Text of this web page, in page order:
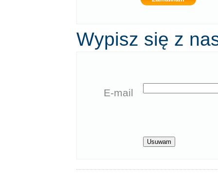
Wypisz się z
E-mail